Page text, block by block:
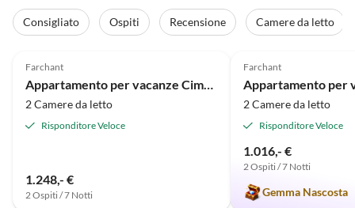
Consigliato Ospiti Recensione
Camere da letto
Farchant
2 Camere da letto
Risponditore Veloce
1.248,- €
2 Ospiti / 7 Notti
Farchant
2 Camere da letto
Risponditore Veloce
1.016,- €
2 Ospiti / 7 Notti
Gemma Nascosta